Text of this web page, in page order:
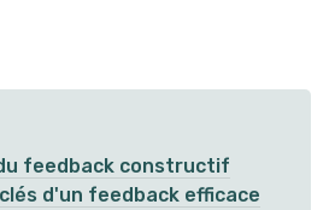
feedback constructif
d'un feedback efficace